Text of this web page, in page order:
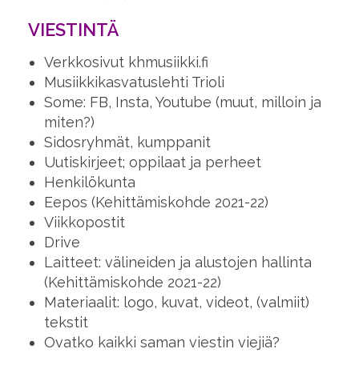
VIESTINTÄ
Verkkosivut khmusiikki.fi
Musiikkikasvatuslehti Trioli
Some: FB, Insta, Youtube (muut, milloin ja
miten?)
Sidosryhmät, kumppanit
Uutiskirjeet; oppilaat ja perheet
Henkilökunta
Eepos (Kehittämiskohde 2021-22)
Viikkopostit
Drive
Laitteet: välineiden ja alustojen hallinta
(Kehittämiskohde 2021-22)
Materiaalit: logo, kuvat, videot, (valmiit)
tekstit
Ovatko kaikki saman viestin viejiä?